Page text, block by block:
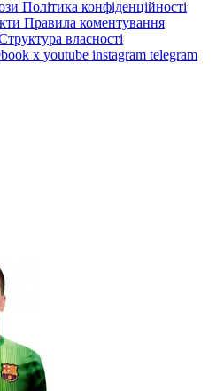
Політика конфіденційності
Правила коментування
власності
x youtube instagram telegram